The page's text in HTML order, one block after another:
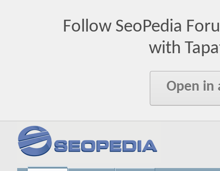
Follow SeoPedia
with
Open in